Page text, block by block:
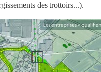
des trottoirs...).